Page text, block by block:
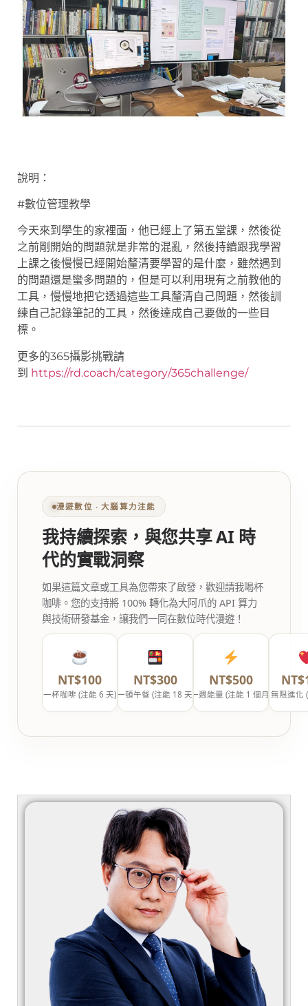
說明：
#數位管理教學
今天來到學生的家裡面，他已經上了第五堂課，然後從
之前剛開始的問題就是非常的混亂，然後持續跟我學習
上課之後慢慢已經開始釐清要學習的是什麼，雖然遇到
的問題還是蠻多問題的，但是可以利用現有之前教他的
工具，慢慢地把它透過這些工具釐清自己問題，然後訓
練自己記錄筆記的工具，然後達成自己要做的一些目
標。
更多的365攝影挑戰請
到 https://rd.coach/category/365challenge/
漫遊數位 ‧ 大腦算力注能
我持續探索，與您共享 AI 時
代的實戰洞察
如果這篇文章或工具為您帶來了啟發，歡迎請我喝杯
咖啡。您的支持將 100% 轉化為大阿爪的 API 算力
與技術研發基金，讓我們一同在數位時代漫遊！
NT$100
一杯咖啡 (注能 6 天)
NT$300
一頓午餐 (注能 18 天)
NT$500
一週能量 (注能 1 個月)無限進化